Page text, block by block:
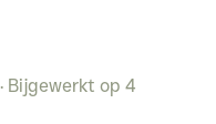
· Bijgewerkt op 4